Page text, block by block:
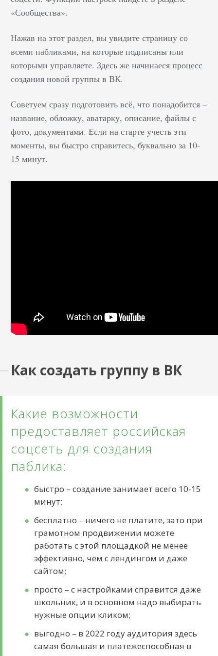
«Сообщества».
Нажав на этот раздел, вы увидите страницу со
всеми пабликами, на которые подписаны или
которыми управляете. Здесь же начинаеся процесс
создания новой группы в ВК.
Советуем сразу подготовить всё, что понадобится –
название, обложку, аватарку, описание, файлы с
фото, документами. Если на старте учесть эти
моменты, вы быстро справитесь, буквально за 10-
15 минут.
Как создать группу в ВК
Какие возможности
предоставляет российская
соцсеть для создания
паблика:
быстро – создание занимает всего 10-15
минут;
бесплатно – ничего не платите, зато при
грамотном продвижении можете
работать с этой площадкой не менее
эффективно, чем с лендингом и даже
сайтом;
просто – с настройками справится даже
школьник, и в основном надо выбирать
нужные опции кликом;
выгодно – в 2022 году аудитория здесь
самая большая и платежеспособная в